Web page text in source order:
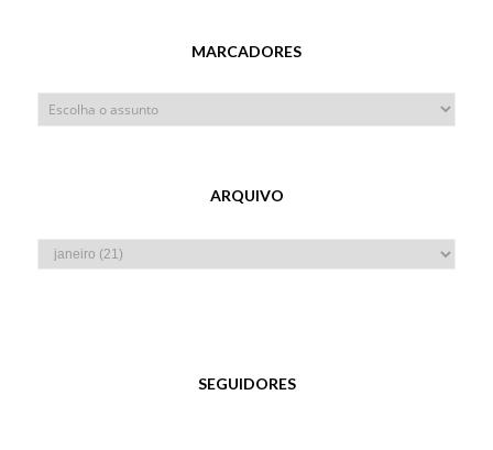
MARCADORES
ARQUIVO
SEGUIDORES